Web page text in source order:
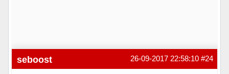
#24
26-09-2017 22:58:10
seboost